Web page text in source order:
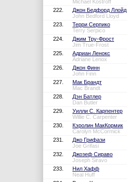
Michael Kostroff
222.
Джон Бедфорд Ллойд
John Bedford Lloyd
223.
Терри Серпико
Terry Serpico
224.
Джим Тру-Фрост
Jim True-Frost
225.
Адриан Ленокс
Adriane Lenox
226.
Джон Финн
John Finn
227.
Мак Брандт
Mac Brandt
228.
Дэн Батлер
Dan Butler
229.
Уилли С. Карпентер
Willie C. Carpenter
230.
Кэролин МакКормик
Carolyn McCormick
231.
Джо Грифази
Joe Grifasi
232.
Джозеф Сираво
Joseph Siravo
233.
Нил Хафф
Neal Huff